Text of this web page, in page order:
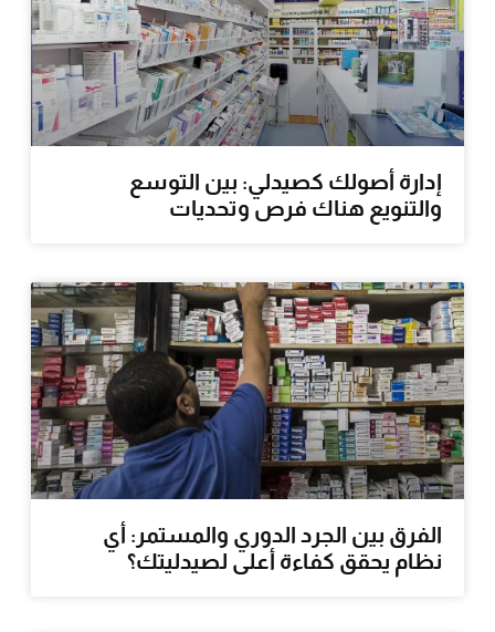
إدارة أصولك كصيدلي: بين التوسع
والتنويع هناك فرص وتحديات
الفرق بين الجرد الدوري والمستمر: أي
نظام يحقق كفاءة أعلى لصيدليتك؟